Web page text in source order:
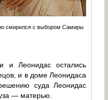
смирился с выбором Самиры
и Леонидас остались
и в доме Леонидаса
суда Леонидас
— матерью.